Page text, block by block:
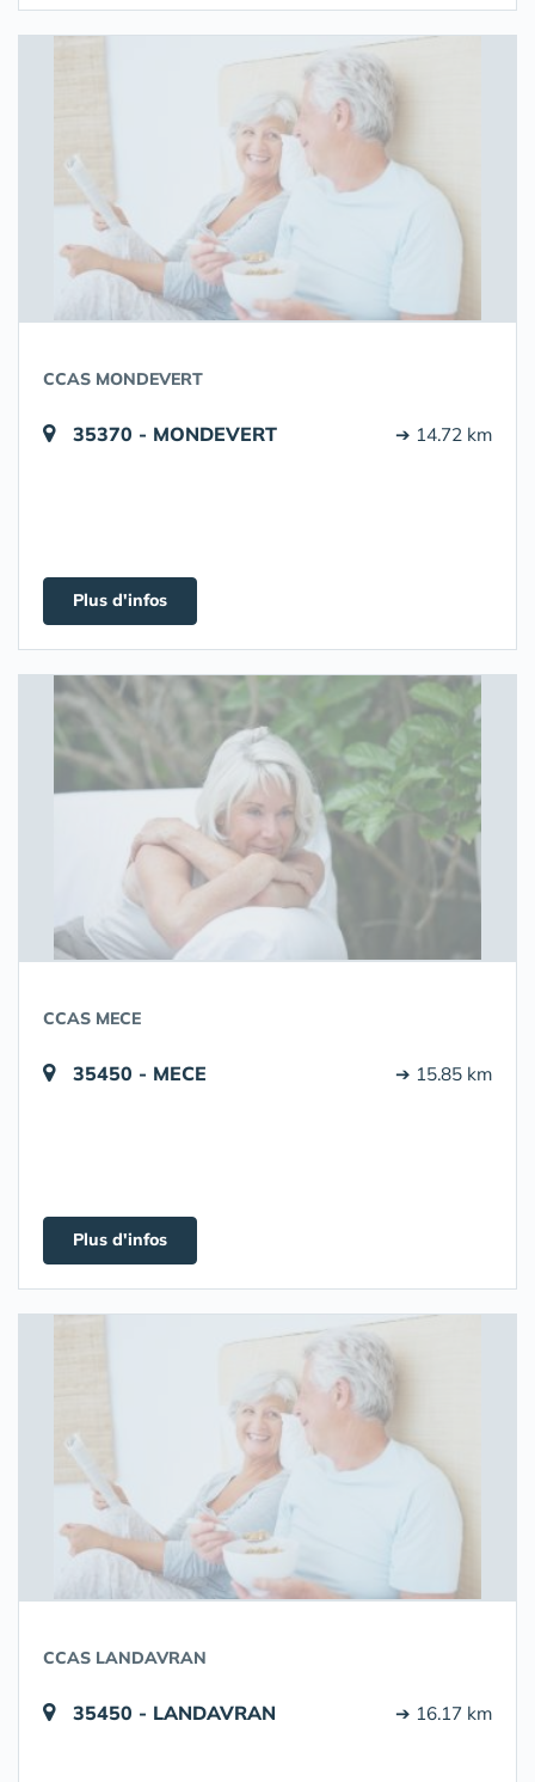
CCAS MONDEVERT
35370 - MONDEVERT ➔ 14.72 km
Plus d'infos
CCAS MECE
35450 - MECE ➔ 15.85 km
Plus d'infos
CCAS LANDAVRAN
35450 - LANDAVRAN ➔ 16.17 km